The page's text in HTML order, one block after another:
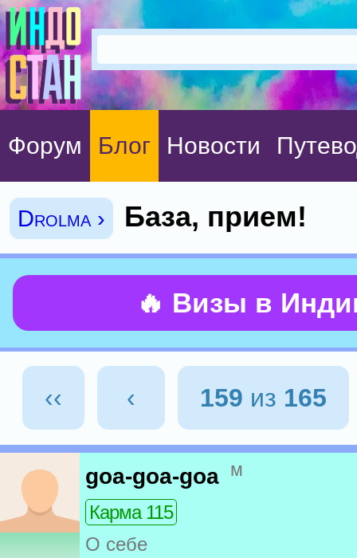
Форум Блог Новости
Drolma › База, прием!
🔥 Визы в
‹‹ ‹ 159 из 165
goa-goa-goa м
Карма 115
О себе